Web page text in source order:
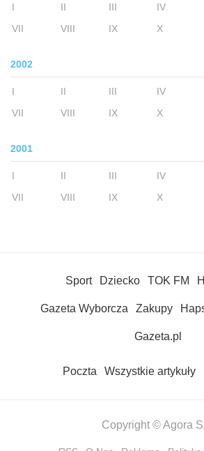
I II III IV
VII
VIII IX X
2002
I II III IV
VII
VIII IX X
2001
I II III IV
VII
VIII IX X
Sport Dziecko TOK FM
Gazeta Wyborcza Zakupy
Gazeta.pl
Poczta Wszystkie artykuły
Copyright © Agora